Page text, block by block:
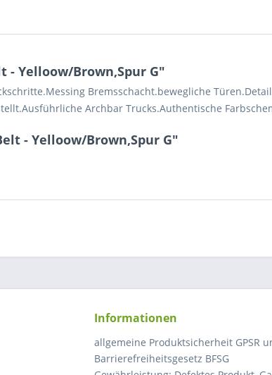
- Yelloow/Brown,Spur G"
Bremsschacht.bewegliche
Archbar Trucks.Authentische
- Yelloow/Brown,Spur G"
Informationen
allgemeine Produktsicherheit GPSR
Barrierefreiheitsgesetz BFSG